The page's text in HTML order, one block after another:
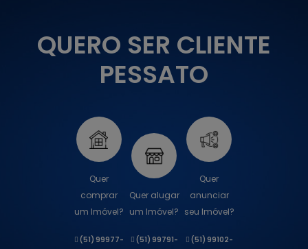
QUERO SER CLIENTE
PESSATO
Quer
comprar
um Imóvel?
(51) 99977-
Quer alugar
um Imóvel?
(51) 99791-
Quer
anunciar
seu Imóvel?
(51) 99102-